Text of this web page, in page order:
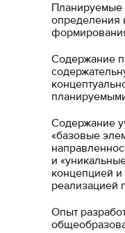
Планируемые
определения
Содержание
Содержание
«базовые
и
концепцией
реализацией
Опыт